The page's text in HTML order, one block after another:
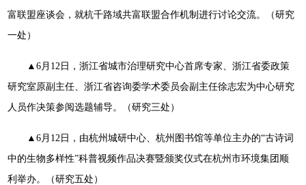
富联盟座谈会，就杭千路域共富联盟合作机制进行讨论交流。（研究
一处）
▲6月12日，浙江省城市治理研究中心首席专家、浙江省委政策
研究室原副主任、浙江省咨询委学术委员会副主任徐志宏为中心研究
人员作决策参阅选题辅导。（研究三处）
▲6月12日，由杭州城研中心、杭州图书馆等单位主办的“古诗词
中的生物多样性”科普视频作品决赛暨颁奖仪式在杭州市环境集团顺
利举办。（研究五处）